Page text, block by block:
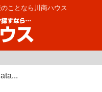
ことなら川商ハウス